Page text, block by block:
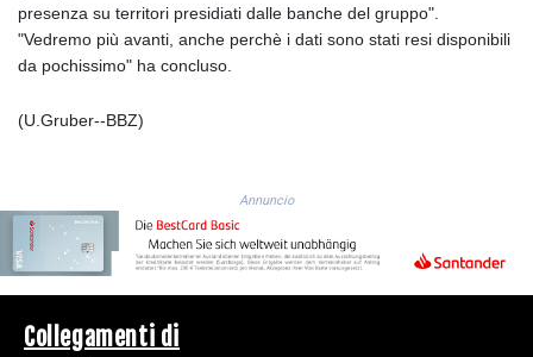
IRR
1588650.168343
KES 149.476942
KHR
4692.835464
KMF 493.401928
presenza su territori presidiati dalle banche del gruppo".
"Vedremo più avanti, anche perchè i dati sono stati resi disponibili
da pochissimo" ha concluso.
(U.Gruber--BBZ)
Annuncio
Collegamenti di